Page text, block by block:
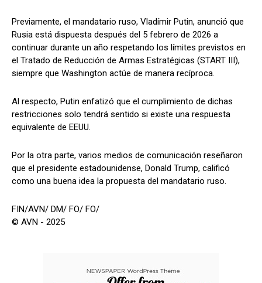
Previamente, el mandatario ruso, Vladímir Putin, anunció que
Rusia está dispuesta después del 5 febrero de 2026 a
continuar durante un año respetando los límites previstos en
el Tratado de Reducción de Armas Estratégicas (START III),
siempre que Washington actúe de manera recíproca.
Al respecto, Putin enfatizó que el cumplimiento de dichas
restricciones solo tendrá sentido si existe una respuesta
equivalente de EEUU.
Por la otra parte, varios medios de comunicación reseñaron
que el presidente estadounidense, Donald Trump, calificó
como una buena idea la propuesta del mandatario ruso.
FIN/AVN/ DM/ FO/ FO/
© AVN - 2025